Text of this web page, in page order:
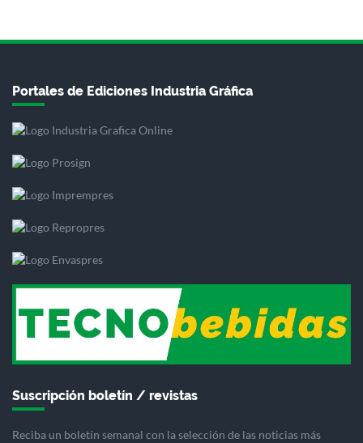
Portales de Ediciones Industria Gráfica
Suscripción boletín / revistas
Reciba un boletín semanal con la selección de las noticias más